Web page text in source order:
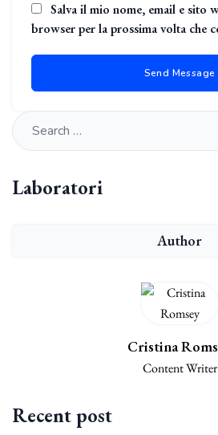
Salva il mio nome, email e sito
browser per la prossima volta che
Laboratori
Author
Cristina
Content Writer
Recent post